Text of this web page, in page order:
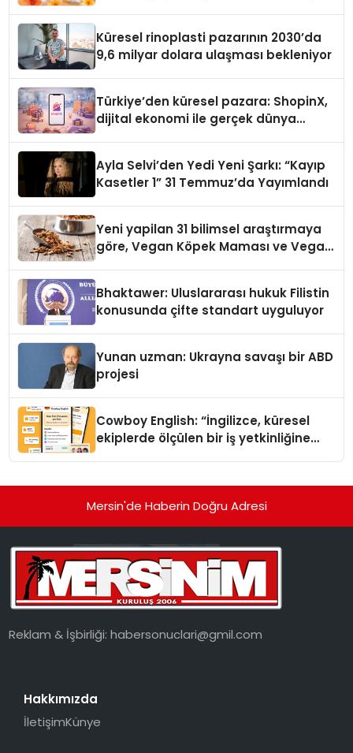
Küresel rinoplasti pazarının 2030’da
9,6 milyar dolara ulaşması bekleniyor
Türkiye’den küresel pazara: ShopinX,
dijital ekonomi ile gerçek dünya
Ayla Selvi’den Yedi Yeni Şarkı: “Kayıp
Kasetler 1” 31 Temmuz’da Yayımlandı
Yeni yapilan 31 bilimsel araştırmaya
göre, Vegan Köpek Maması ve Vegan
Bhaktawer: Uluslararası hukuk Filistin
konusunda çifte standart uyguluyor
Yunan uzman: Ukrayna savaşı bir ABD
projesi
Cowboy English: “İngilizce, küresel
ekiplerde ölçülen bir iş yetkinliğine
Mersin'de Haberin Doğru Adresi
Reklam & İşbirliği:habersonuclari@gmil.com
Hakkımızda
İletişimKünye